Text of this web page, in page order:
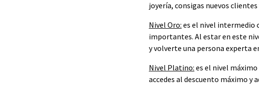
joyería, consigas nuevos
Nivel Oro: es el nivel intermedio
importantes. Al estar en este
y volverte una persona experta
Nivel Platino: es el nivel
accedes al descuento máximo y